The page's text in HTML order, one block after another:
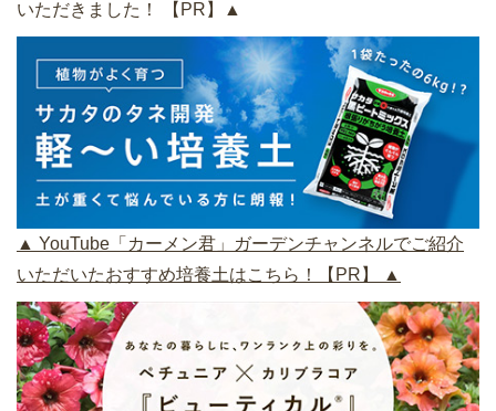
いただきました！ 【PR】▲
▲ YouTube「カーメン君」ガーデンチャンネルでご紹介
いただいたおすすめ培養土はこちら！【PR】 ▲